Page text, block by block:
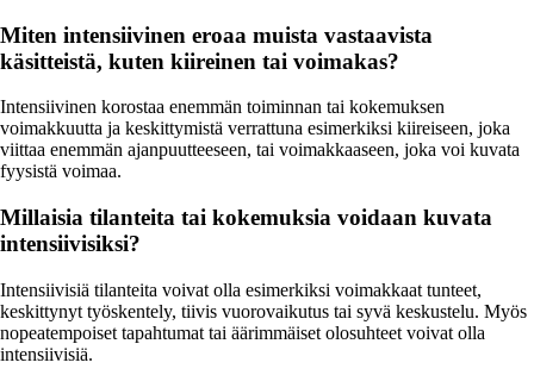
Miten intensiivinen eroaa muista vastaavista
käsitteistä, kuten kiireinen tai voimakas?
Intensiivinen korostaa enemmän toiminnan tai kokemuksen
voimakkuutta ja keskittymistä verrattuna esimerkiksi kiireiseen, joka
viittaa enemmän ajanpuutteeseen, tai voimakkaaseen, joka voi kuvata
fyysistä voimaa.
Millaisia tilanteita tai kokemuksia voidaan kuvata
intensiivisiksi?
Intensiivisiä tilanteita voivat olla esimerkiksi voimakkaat tunteet,
keskittynyt työskentely, tiivis vuorovaikutus tai syvä keskustelu. Myös
nopeatempoiset tapahtumat tai äärimmäiset olosuhteet voivat olla
intensiivisiä.